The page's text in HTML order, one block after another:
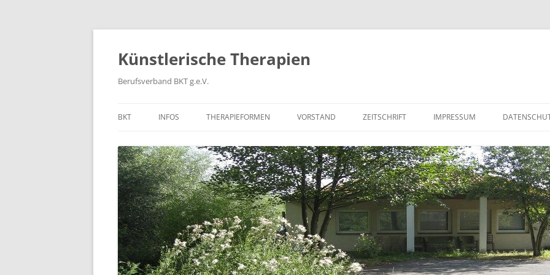
Zum
springen
Künstlerische Therapien
Berufsverband BKT g.e.V.
BKT INFOS
TERMINE
STELLENAUSSCHREIBUNGEN
VERLINKUNGEN EMPFEHLUNGEN
SYMPOSION
BILDER VOM
VERANSTALTUNGSRAUM
FAQ
ARCHIVBILDER
THERAPIEFORMEN VORSTAND ZEITSCHRIFT
HINWEISE
IMPRESSUM